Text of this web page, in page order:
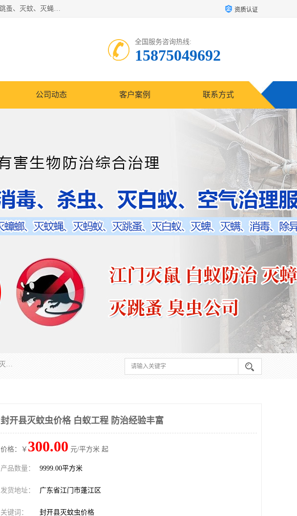
江门市瑞可环境科技有限公司是具有白蚁防治资质的大型专业除四害公司;专业灭老鼠、灭臭虫、灭蟑螂、灭跳蚤、灭蚊、灭蝇、灭白蚁、防蛇等各种害虫的防治。经过多年的努力，公司发展成为集PCO研究、生物制药、害虫防治于一体的专业杀虫灭鼠公司。 资质认证
全国服务咨询热线:
15875049692
公司动态 客户案例 联系方式
江门市瑞可环境科技有限公司是具有白蚁防治资质的大型专业除四害公司;专业灭老鼠、灭臭虫、灭蟑螂、灭跳蚤、灭蚊、灭蝇、灭白蚁、防蛇等各种害虫的防治。经过多年的努力，公司发展成为集PCO研究、生物制药、害虫防治于一体的专业杀虫灭鼠公司。
封开县灭蚊虫价格 白蚁工程 防治经验丰富
价格：￥ 300.00 元/平方米 起
产品数量： 9999.00平方米
发货地址： 广东省江门市蓬江区
关键词： 封开县灭蚊虫价格